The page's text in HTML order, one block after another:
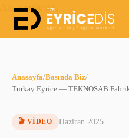
Ana içeriğe geç
Anasayfa/Basında Biz/
Türkay Eyrice — TEKNOSAB
🎬 VIDEO Haziran 2025